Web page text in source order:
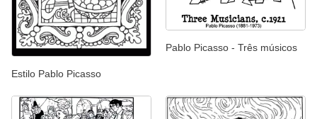
Estilo Pablo Picasso
Pablo Picasso - Três músicos